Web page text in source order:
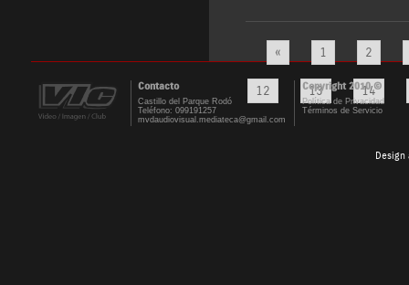
« 1 2
12 13 14
Contacto Copyright 2010 ©
Castillo del Parque Rodó
Teléfono: 099191257
mvdaudiovisual.mediateca@gmail.com
Política de Privacidad
Términos de Servicio